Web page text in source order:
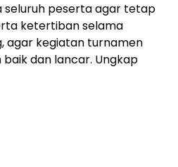
seluruh peserta agar tetap
ketertiban selama
agar kegiatan turnamen
dan lancar. Ungkap